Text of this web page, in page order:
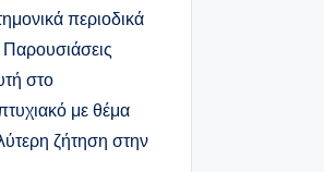
περιοδικά
στο
με θέμα
ζήτηση στην